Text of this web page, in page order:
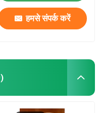
हमसे संपर्क करें